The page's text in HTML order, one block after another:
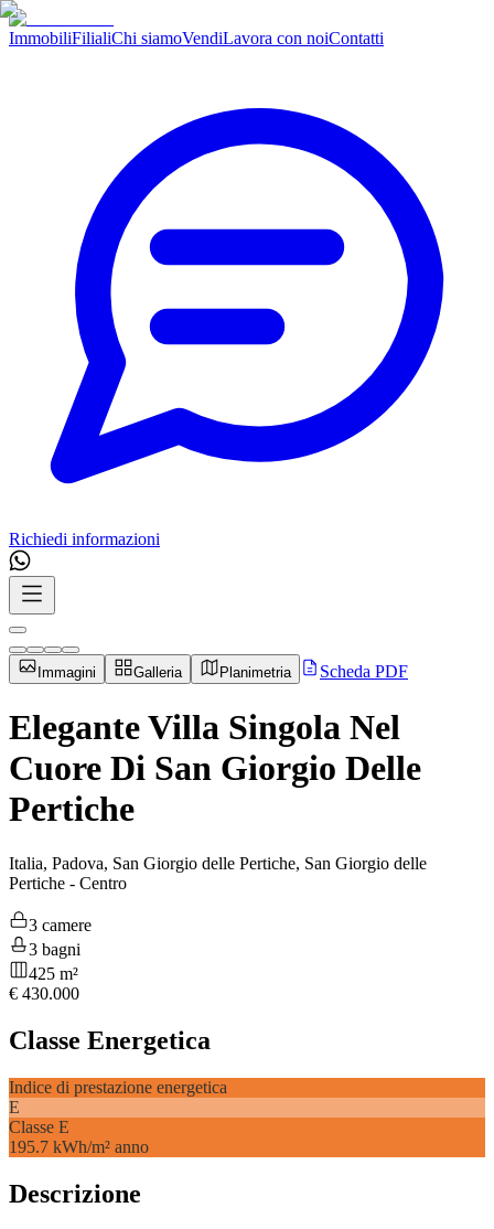
ImmobiliFilialiChi siamoVendiLavora con noiContatti
Richiedi informazioni
Immagini Galleria Planimetria Scheda PDF
Elegante Villa Singola Nel
Cuore Di San Giorgio Delle
Pertiche
Italia, Padova, San Giorgio delle Pertiche, San Giorgio delle
Pertiche - Centro
3 camere
3 bagni
425 m²
€ 430.000
Classe Energetica
Indice di prestazione energetica
E
Classe E
195.7 kWh/m² anno
Descrizione